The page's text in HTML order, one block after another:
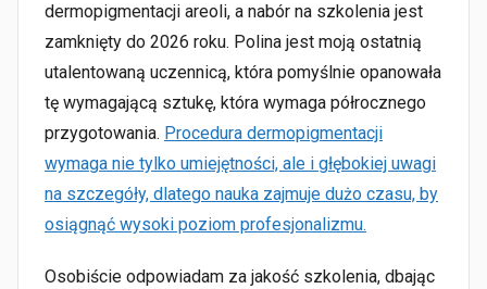
dermopigmentacji areoli, a nabór na szkolenia jest
zamknięty do 2026 roku. Polina jest moją ostatnią
utalentowaną uczennicą, która pomyślnie opanowała
tę wymagającą sztukę, która wymaga półrocznego
przygotowania. Procedura dermopigmentacji
wymaga nie tylko umiejętności, ale i głębokiej uwagi
na szczegóły, dlatego nauka zajmuje dużo czasu, by
osiągnąć wysoki poziom profesjonalizmu.
Osobiście odpowiadam za jakość szkolenia, dbając